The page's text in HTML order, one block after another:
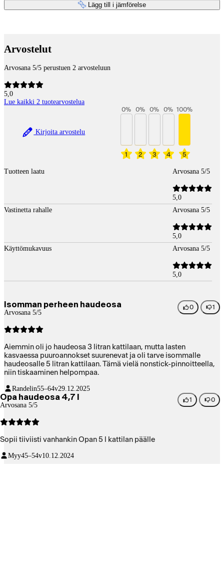
Lägg till i jämförelse
Arvostelut
Arvosana 5/5 perustuen 2 arvosteluun
5,0
Lue kaikki 2 tuotearvostelua
Kirjoita arvostelu
1
0%
2
0%
3
0%
4
0%
5
100%
Tuotteen laatu Arvosana 5/5
5,0
Vastinetta rahalle
Arvosana 5/5
5,0
Käyttömukavuus
Arvosana 5/5
5,0
Isomman perheen haudeosa
Arvosana 5/5
0 1
Aiemmin oli jo haudeosa 3 litran kattilaan, mutta lasten
kasvaessa puuroannokset suurenevat ja oli tarve isommalle
haudeosalle 5 litran kattilaan. Tämä vielä nonstick-pinnoitteella,
niin tiskaaminen helpompaa.
Randelin55–64v29.12.2025
Opa haudeosa 4,7 l
Arvosana 5/5
1 0
Sopii tiiviisti vanhankin Opan 5 l kattilan päälle
Myy45–54v10.12.2024